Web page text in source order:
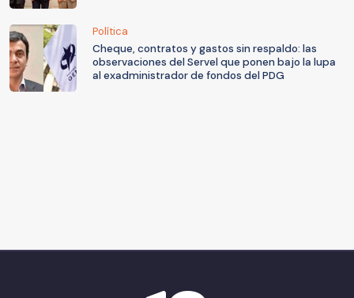
Política
Cheque, contratos y gastos sin respaldo: las
observaciones del Servel que ponen bajo la lupa
al exadministrador de fondos del PDG